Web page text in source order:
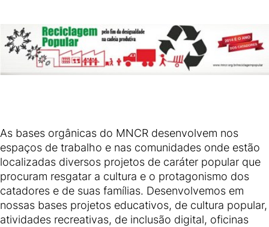
As bases orgânicas do MNCR desenvolvem nos
espaços de trabalho e nas comunidades onde estão
localizadas diversos projetos de caráter popular que
procuram resgatar a cultura e o protagonismo dos
catadores e de suas famílias. Desenvolvemos em
nossas bases projetos educativos, de cultura popular,
atividades recreativas, de inclusão digital, oficinas